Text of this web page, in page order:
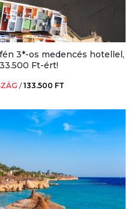
3*-os medencés hotellel,
Ft-ért!
/133.500 FT